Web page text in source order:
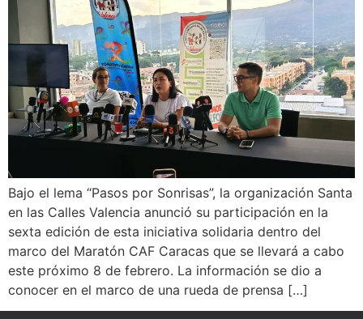
Bajo el lema “Pasos por Sonrisas”, la organización Santa
en las Calles Valencia anunció su participación en la
sexta edición de esta iniciativa solidaria dentro del
marco del Maratón CAF Caracas que se llevará a cabo
este próximo 8 de febrero. La información se dio a
conocer en el marco de una rueda de prensa […]